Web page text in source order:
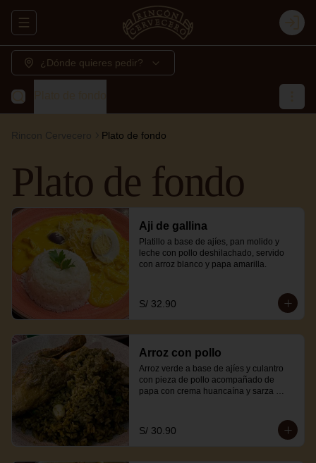
Abrir menu de navegación Login
¿Dónde quieres pedir?
Rincon Cervecero Plato de fondo
Plato de fondo
Aji de gallina
Platillo a base de ajíes, pan molido y
leche con pollo deshilachado, servido
con arroz blanco y papa amarilla.
S/ 32.90
Arroz con pollo
Arroz verde a base de ajíes y culantro
con pieza de pollo acompañado de
papa con crema huancaína y sarza
S/ 30.90